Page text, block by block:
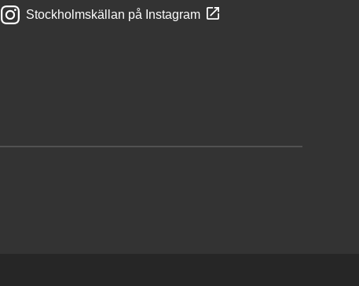
Stockholmskällan på Instagram